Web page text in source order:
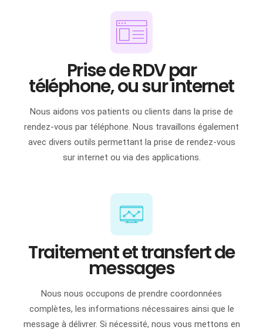
Prise de RDV par
téléphone, ou sur internet
Nous aidons vos patients ou clients dans la prise de
rendez-vous par téléphone. Nous travaillons également
avec divers outils permettant la prise de rendez-vous
sur internet ou via des applications.
Traitement et transfert de
messages
Nous nous occupons de prendre coordonnées
complètes, les informations nécessaires ainsi que le
message à délivrer. Si nécessité, nous vous mettons en